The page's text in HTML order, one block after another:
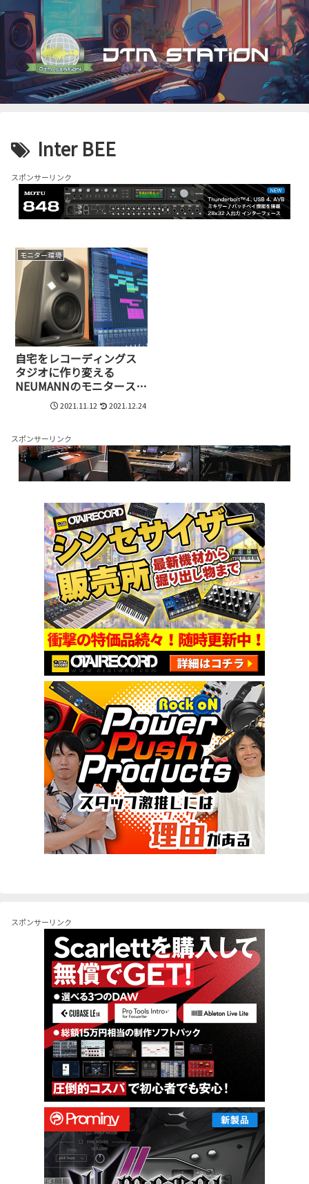
Inter BEE
スポンサーリンク
モニター環境
自宅をレコーディングス
タジオに作り変える
NEUMANNのモニタースピ
ーカー、KH 80 DSPのキャ
リブレーションを試して
2021.11.12 2021.12.24
スポンサーリンク
スポンサーリンク